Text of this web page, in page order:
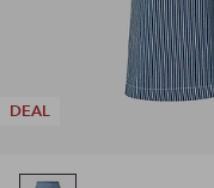
DEAL